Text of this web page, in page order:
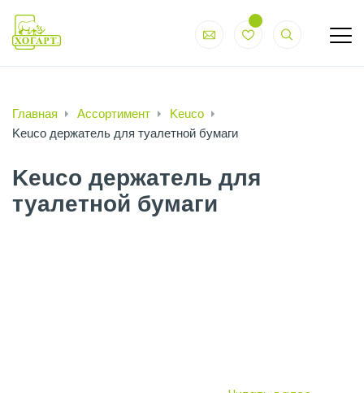
Главная Ассортимент
Keuco
Keuco держатель для туалетной бумаги
Keuco держатель для
туалетной бумаги